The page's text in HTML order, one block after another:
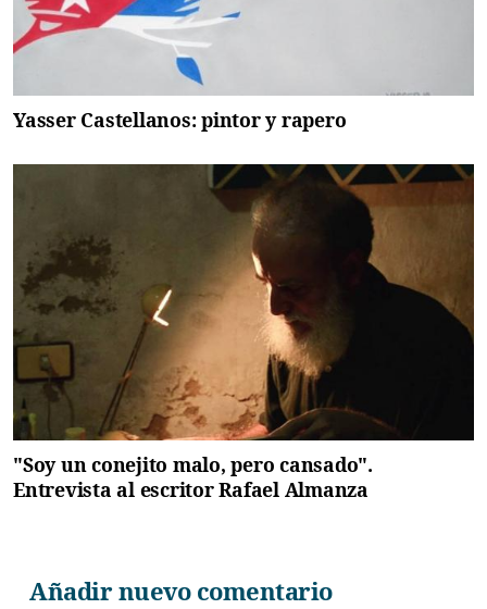
Yasser Castellanos: pintor y rapero
"Soy un conejito malo, pero cansado".
Entrevista al escritor Rafael Almanza
Añadir nuevo comentario